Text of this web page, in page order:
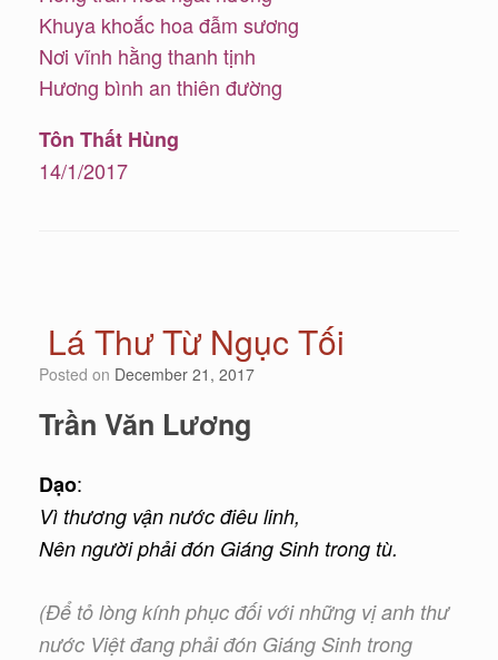
Khuya khoắc hoa đẫm sương
Nơi vĩnh hằng thanh tịnh
Hương bình an thiên đường
Tôn Thất Hùng
14/1/2017
Lá Thư Từ Ngục Tối
Posted on December 21, 2017
Trần Văn Lương
Dạo:
Vì thương vận nước điêu linh,
Nên người phải đón Giáng Sinh trong tù.
(Để tỏ lòng kính phục đối với những vị anh thư
nước Việtđang phải đón Giáng Sinh trong